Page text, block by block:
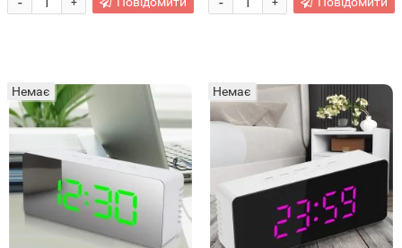
Немає Немає